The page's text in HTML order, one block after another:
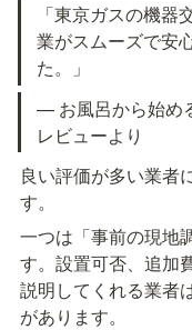
「東京ガスの機
業がスムーズで安
た。」
— お風呂から始め
レビューより
良い評価が多い業者
す。
一つは「事前の現地
す。設置可否、追加
説明してくれる業者
があります。